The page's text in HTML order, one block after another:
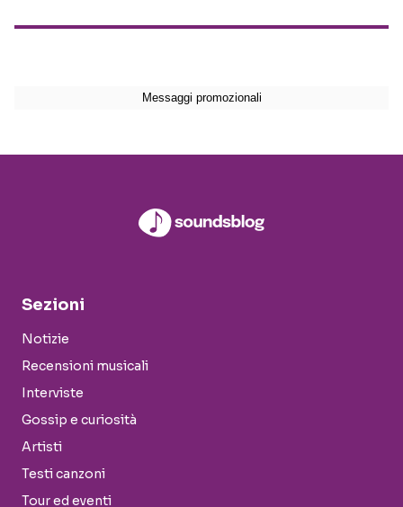
Sezioni
Notizie
Recensioni musicali
Interviste
Gossip e curiosità
Artisti
Testi canzoni
Tour ed eventi